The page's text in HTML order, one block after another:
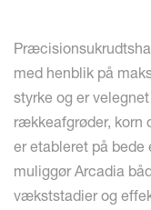
med henblik på
styrke og er
rækkeafgrøder, korn
er etableret på bede
muliggør Arcadia
vækststadier og